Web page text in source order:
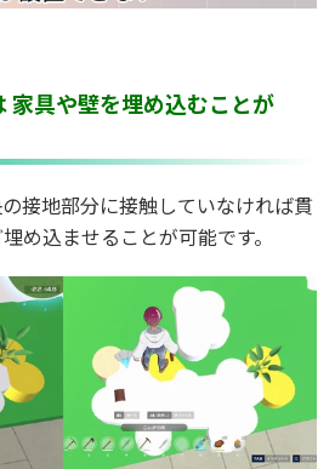
家具や壁を埋め込むことが
接地部分に接触していなければ貫
め込ませることが可能です。